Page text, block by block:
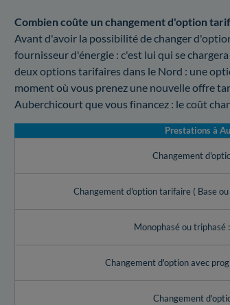
Combien coûte un changement d'option
Avant d'avoir la possibilité de changer
fournisseur d'énergie : c'est lui qui se
deux options tarifaires dans le Nord : une
moment où vous prenez une nouvelle offre
Auberchicourt que vous financez : le coût
Prestations à
Changement
Changement d'option tarifaire ( Base
Monophasé ou triphasé
Changement d'option avec
Changement